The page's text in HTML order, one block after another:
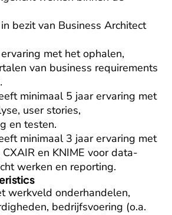
bezit van Business Architect
met het ophalen,
van business requirements
minimaal 5 jaar ervaring met
user stories,
en testen.
minimaal 3 jaar ervaring met
en KNIME voor data-
werken en reporting.
werkveld onderhandelen,
bedrijfsvoering (o.a.